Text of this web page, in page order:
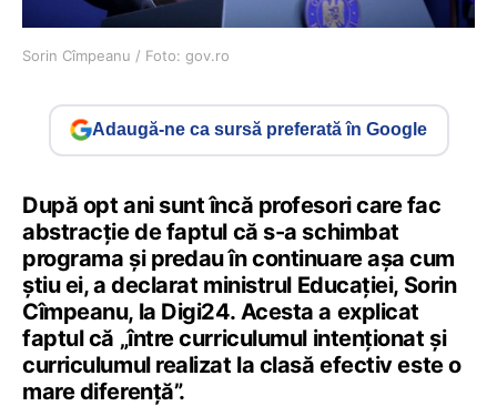
Sorin Cîmpeanu / Foto: gov.ro
Adaugă-ne ca sursă preferată în Google
După opt ani sunt încă profesori care fac
abstracție de faptul că s-a schimbat
programa și predau în continuare așa cum
știu ei, a declarat ministrul Educației, Sorin
Cîmpeanu, la Digi24. Acesta a explicat
faptul că „între curriculumul intenționat și
curriculumul realizat la clasă efectiv este o
mare diferență”.